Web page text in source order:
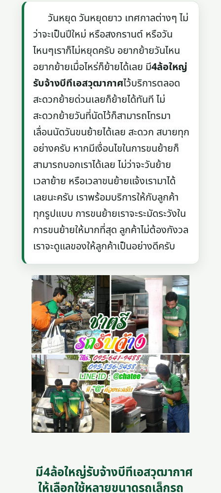
วันหยุด วันหยุดยาว เทศกาลต่างๆ ไม่
ว่าจะเป็นปีใหม่ หรือสงกรานต์ หรือวัน
ไหนๆเราก็ไม่หยุดครับ อยากย้ายวันไหน
อยากย้ายเมื่อไหร่ก็ย้ายได้เลย มี4ล้อใหญ่
รับจ้างบีทีเอสวุฒากาศไว้บริการตลอด
สะดวกย้ายด่วนเลยก็ย้ายได้ทันที ไม่
สะดวกย้ายวันที่นัดไว้ก็สามารถโทรมา
เลื่อนนัดวันขนย้ายได้เลย สะดวก สบายทุก
อย่างครับ หากมีเงื่อนไขในการขนย้ายก็
สามารถบอกเราได้เลย ไม่ว่าจะวันย้าย
เวลาย้าย หรือเวลาขนย้ายแจ้งเรามาได้
เลยนะครับ เราพร้อมบริการให้กับลูกค้า
ทุกรูปแบบ การขนย้ายเราจะระมัดระวังใน
การขนย้ายให้มากที่สุด ลูกค้าไม่ต้องกังวล
เราจะดูแลของให้ลูกค้าเป็นอย่างดีครับ
มี4ล้อใหญ่รับจ้างบีทีเอสวุฒากาศ
ให้เลือกใช้หลายขนาดรถเล็กรถ